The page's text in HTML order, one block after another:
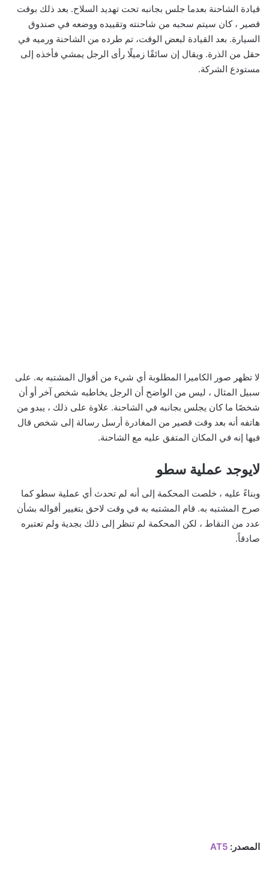
قيادة الشاحنة بعدما جلس بجانبه تحت تهديد السلاح. بعد ذلك بوقت
قصير ، كان سيتم سحبه من شاحنته وتقييده ووضعه في صندوق
السيارة. بعد القيادة لبعض الوقت، تم طرده من الشاحنة ورميه في
حقل من الذرة. ويقال إن سائقًا زميلًا رأى الرجل يمشي فأخذه إلى
مستودع الشركة.
لا تظهر صور الكاميرا المطلوبة أي شيء من أقوال المشتبه به. على
سبيل المثال ، ليس من الواضح أن الرجل يخاطبه شخص آخر أو أن
شخصًا ما كان يجلس بجانبه في الشاحنة. علاوة على ذلك ، يبدو من
هاتفه أنه بعد وقت قصير من المغادرة أرسل رسالة إلى شخص قال
فيها إنه في المكان المتفق عليه مع الشاحنة.
لايوجد عملية سطو
وبناءً عليه ، خلصت المحكمة إلى أنه لم تحدث أي عملية سطو كما
صرح المشتبه به. قام المشتبه به في وقت لاحق بتغيير أقواله بشأن
عدد من النقاط ، لكن المحكمة لم تنظر إلى ذلك بجدية ولم تعتبره
صادقاً.
المصدر: AT5